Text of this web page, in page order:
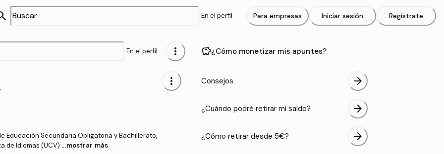
En el perfil more_vert
more_vert
Educación Secundaria Obligatoria y Bachillerato,
de Idiomas (UCV) ...mostrar más
savings¿Cómo monetizar mis apuntes?
Consejos arrow_forward
¿Cuándo podré retirar mi saldo? arrow_forward
¿Cómo retirar desde 5€? arrow_forward
En el perfil Para empresas Iniciar sesión Regístrate